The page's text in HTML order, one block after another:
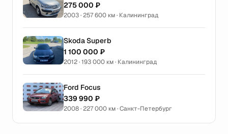
275 000 ₽
2003 · 257 600 км · Калининград
Skoda Superb
1 100 000 ₽
2012 · 193 000 км · Калининград
Ford Focus
339 990 ₽
2008 · 227 000 км · Санкт-Петербург